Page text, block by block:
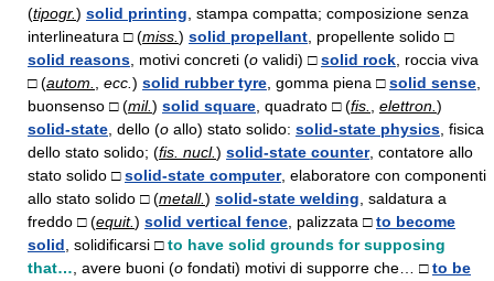
(tipogr.) solid printing , stampa compatta; composizione senza
interlineatura □ (miss. ) solid propellant , propellente solido □
solid reasons , motivi concreti (o validi) □solid rock , roccia viva
□ (autom. ecc. ) solid rubber tyre , gomma piena □solid sense
buonsenso □ (mil.) solid square , quadrato □ (fis. elettron. )
solid-state , dello (o allo) stato solido: solid-state physics , fisica
dello stato solido; (fis. nucl.) solid-state counter, contatore allo
stato solido □solid-state computer, elaboratore con componenti
allo stato solido □ (metall.) solid-state welding , saldatura a
freddo □ (equit.) solid vertical fence , palizzata □to become
solid , solidificarsi □to have solid grounds for supposing
that… , avere buoni (o fondati) motivi di supporre che… □to be